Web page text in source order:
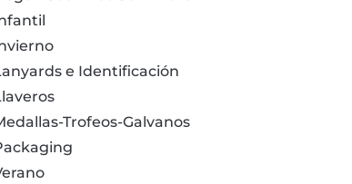
e Identificación
Trofeos-Galvanos